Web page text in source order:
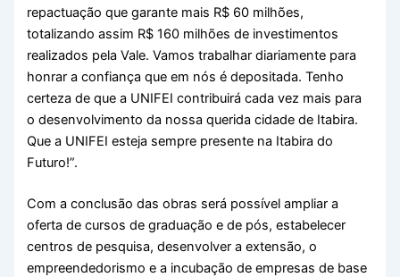
repactuação que garante mais R$ 60 milhões,
totalizando assim R$ 160 milhões de investimentos
realizados pela Vale. Vamos trabalhar diariamente para
honrar a confiança que em nós é depositada. Tenho
certeza de que a UNIFEI contribuirá cada vez mais para
o desenvolvimento da nossa querida cidade de Itabira.
Que a UNIFEI esteja sempre presente na Itabira do
Futuro!”.
Com a conclusão das obras será possível ampliar a
oferta de cursos de graduação e de pós, estabelecer
centros de pesquisa, desenvolver a extensão, o
empreendedorismo e a incubação de empresas de base